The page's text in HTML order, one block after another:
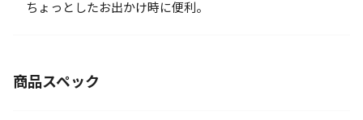
ちょっとしたお出かけ時に便利。
商品スペック